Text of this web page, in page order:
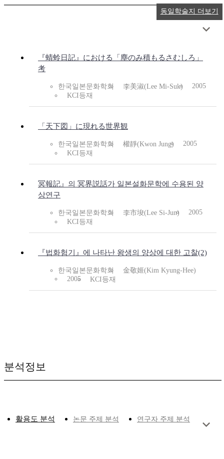
『蜻蛉日記』における「塵のみ積もるさむしろ」
考
한국일본문화학회 李美淑(Lee Mi-Suk)
2005
KCI등재
「天下図」に現れる世界観
한국일본문화학회 權靜(Kwon Jung)
2005
KCI등재
冥報記』의 冥界説話가 일본설화문학에 수용된 양
상연구
한국일본문화학회 李市埈(Lee Si-Jun)
2005
KCI등재
『법화험기』에 나타난 왕생의 양상에 대한 고찰(2)
한국일본문화학회
金敬姬(Kim Kyung-Hee)
2005
KCI등재
동일학술지 더보기
분석정보
활용도 분석 논문 주제 분석 연구자 주제 분석